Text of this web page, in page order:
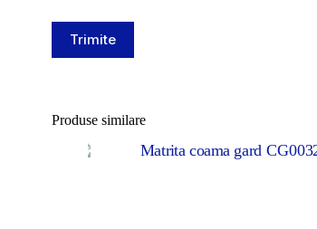
Trimite
Produse similare